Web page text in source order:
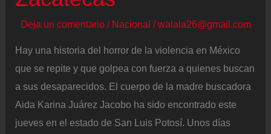
Deja un comentario / Nacional /walala26@gmail.com
Hay una historia del horror de la violencia en México
que se repite y que golpea con fuerza a quienes buscan
a sus desaparecidos. El cuerpo de la madre buscadora
Aida Karina Juárez Jacobo ha sido encontrado este
jueves en el estado de San Luis Potosí. Unos días